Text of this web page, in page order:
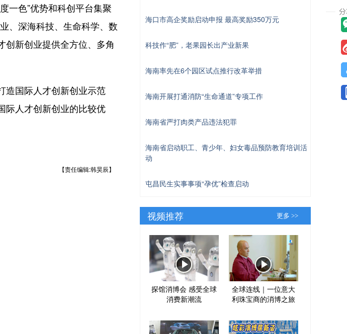
色”优势和科创平台集聚
、深海科技、生命科学、数
创新创业提供全方位、多角
国际人才创新创业示范
际人才创新创业的比较优
【责任编辑:韩昊辰】
海口市高企奖励启动申报 最高奖励350万元
科技作“肥”，老果园长出产业新果
海南率先在6个园区试点推行改革举措
海南开展打通消防“生命通道”专项工作
海南省严打肉类产品违法犯罪
海南省启动职工、青少年、妇女毒品预防教育培训活
动
屯昌民生实事事项“孕优”检查启动
视频推荐 更多 >>
探馆消博会 感受全球
消费新潮流
全球连线｜一位意大
利珠宝商的消博之旅